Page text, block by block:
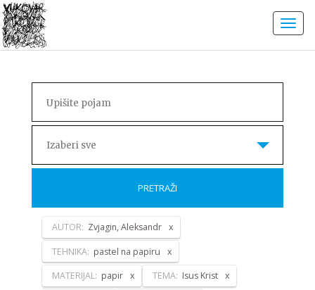
Izaberi sve
PRETRAŽI
AUTOR: Zvjagin, Aleksandr
TEHNIKA: pastel na papiru
MATERIJAL: papir TEMA: Isus Krist